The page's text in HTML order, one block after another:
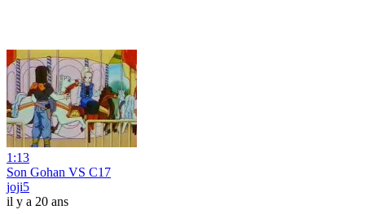
1:13
Son Gohan VS C17
joji5
il y a 20 ans